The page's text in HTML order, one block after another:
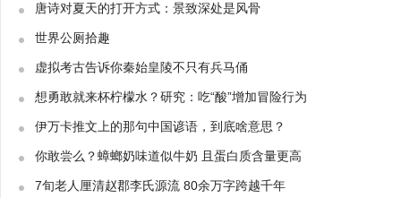
唐诗对夏天的打开方式：景致深处是风骨
世界公厕拾趣
虚拟考古告诉你秦始皇陵不只有兵马俑
想勇敢就来杯柠檬水？研究：吃“酸”增加冒险行为
伊万卡推文上的那句中国谚语，到底啥意思？
你敢尝么？蟑螂奶味道似牛奶 且蛋白质含量更高
7旬老人厘清赵郡李氏源流 80余万字跨越千年